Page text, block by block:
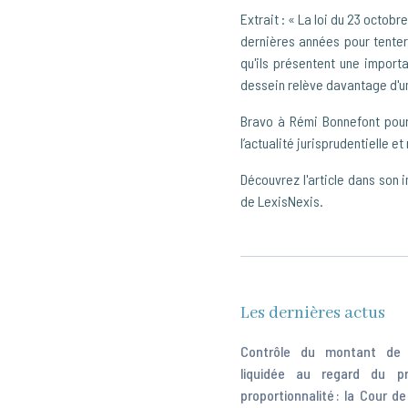
Extrait : « La loi du 23
dernières années pour
qu'ils présentent une
dessein relève davantage
Bravo à Rémi Bonnefont
l’actualité jurisprudentielle
Découvrez l'article dans son
de LexisNexis.
Les dernières actus
Contrôle du montant de
liquidée au regard du
proportionnalité : la Cour